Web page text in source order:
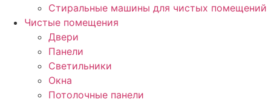
Стиральные машины для чистых помещений
Чистые помещения
Двери
Панели
Светильники
Окна
Потолочные панели